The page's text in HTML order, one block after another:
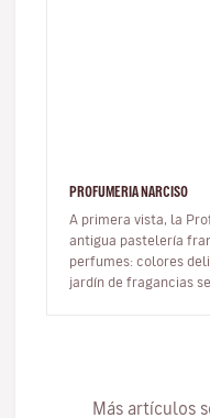
PROFUMERIA NARCISO
A primera vista, la
antigua pastelería
perfumes: colores
jardín de fragancias
Más artículos